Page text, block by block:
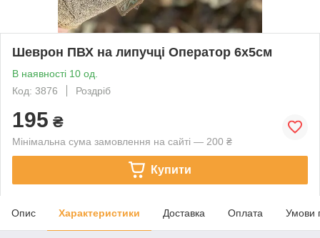
Шеврон ПВХ на липучці Оператор 6х5см
В наявності 10 од.
Код: 3876
Роздріб
195 ₴
Мінімальна сума замовлення на сайті — 200 ₴
Купити
Опис Характеристики Доставка Оплата Умови